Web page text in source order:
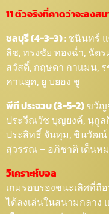
11 ตัวจริงที่คาดว่าจะลงส
ชลบุรี (4-3-3) :ชนินทร์ แ
ลิช, ทรงชัย ทองฉ่ำ, ฉัต
สวัสดิ์, กฤษดา กาแมน,
คานยุค, ยู บยอง ชู
พีที ประจวบ (3-5-2) ขวัญ
ประวีณวัช บุญยงค์, นุกู
ประสิทธิ์ จันทุม, ชินวัฒน์
สุวรรณ – อภิชาติ เด็นห
วิเคราะห์บอล
เกมรอบรองชนะเลิศที่ถื
ได้ลงเล่นในสนามกลาง